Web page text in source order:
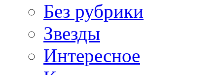
Без рубрики
Звезды
Интересное